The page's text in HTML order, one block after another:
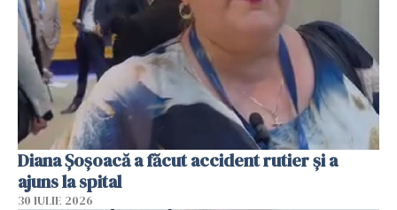
Diana Șoșoacă a făcut accident rutier și a
ajuns la spital
30 IULIE 2026